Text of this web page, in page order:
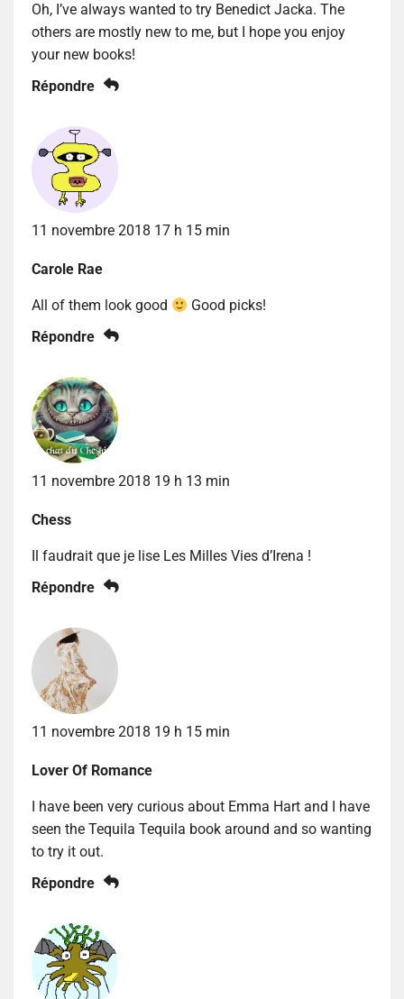
Oh, I’ve always wanted to try Benedict Jacka. The
others are mostly new to me, but I hope you enjoy
your new books!
Répondre
11 novembre 2018 17 h 15 min
Carole Rae
All of them look good
Good picks!
Répondre
11 novembre 2018 19 h 13 min
Chess
Il faudrait que je lise Les Milles Vies d’Irena !
Répondre
11 novembre 2018 19 h 15 min
Lover Of Romance
I have been very curious about Emma Hart and I have
seen the Tequila Tequila book around and so wanting
to try it out.
Répondre